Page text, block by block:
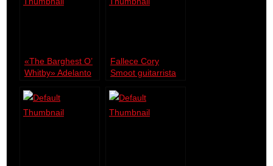
«The Barghest O’
Whitby» Adelanto
Fallece Cory
Smoot guitarrista